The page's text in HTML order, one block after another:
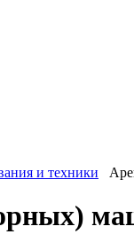
и техники